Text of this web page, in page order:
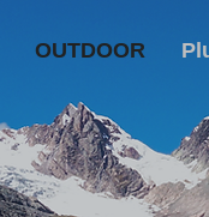
OUTDOOR